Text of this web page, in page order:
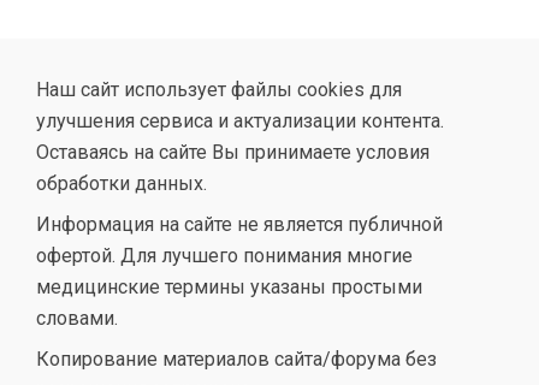
Наш сайт использует файлы cookies для
улучшения сервиса и актуализации контента.
Оставаясь на сайте Вы принимаете условия
обработки данных.
Информация на сайте не является публичной
офертой. Для лучшего понимания многие
медицинские термины указаны простыми
словами.
Копирование материалов сайта/форума без